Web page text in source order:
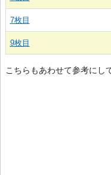
7枚目
9枚目
こちらもあわせて参考にし